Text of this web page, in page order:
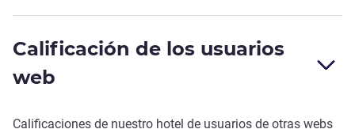
Calificación de los usuarios
web
Calificaciones de nuestro hotel de usuarios de otras webs